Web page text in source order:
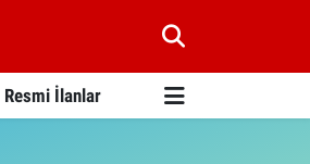
Resmi İlanlar